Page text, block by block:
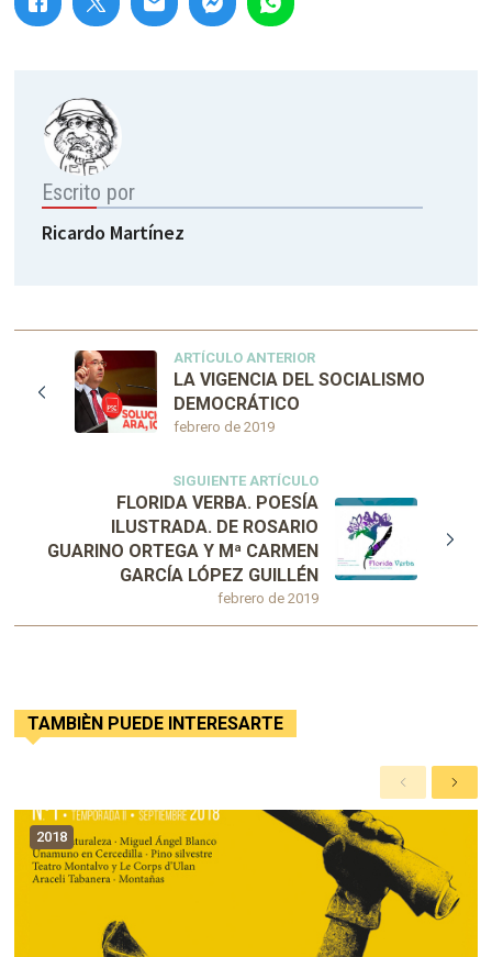
Escrito por
Ricardo Martínez
ARTÍCULO ANTERIOR
febrero de 2019
LA VIGENCIA DEL SOCIALISMO
DEMOCRÁTICO
SIGUIENTE ARTÍCULO
febrero de 2019
FLORIDA VERBA. POESÍA
ILUSTRADA. DE ROSARIO
GUARINO ORTEGA Y Mª CARMEN
GARCÍA LÓPEZ GUILLÉN
TAMBIÈN PUEDE INTERESARTE
A
n
t
e
r
i
o
S
i
i
e
n
e
2018